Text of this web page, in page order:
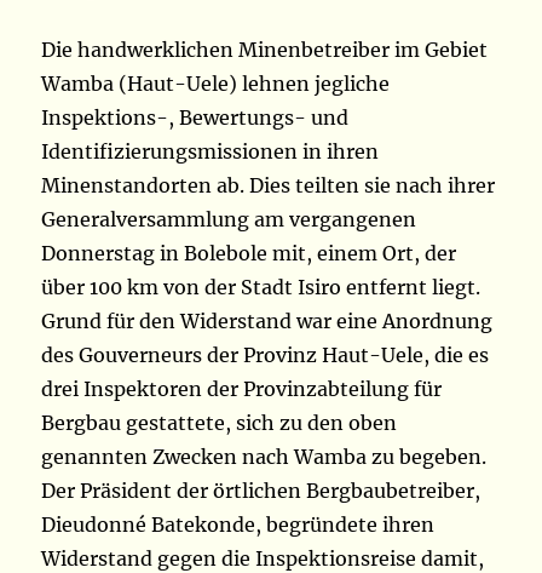
Die handwerklichen Minenbetreiber im Gebiet
Wamba (Haut-Uele) lehnen jegliche
Inspektions-, Bewertungs- und
Identifizierungsmissionen in ihren
Minenstandorten ab. Dies teilten sie nach ihrer
Generalversammlung am vergangenen
Donnerstag in Bolebole mit, einem Ort, der
über 100 km von der Stadt Isiro entfernt liegt.
Grund für den Widerstand war eine Anordnung
des Gouverneurs der Provinz Haut-Uele, die es
drei Inspektoren der Provinzabteilung für
Bergbau gestattete, sich zu den oben
genannten Zwecken nach Wamba zu begeben.
Der Präsident der örtlichen Bergbaubetreiber,
Dieudonné Batekonde, begründete ihren
Widerstand gegen die Inspektionsreise damit,